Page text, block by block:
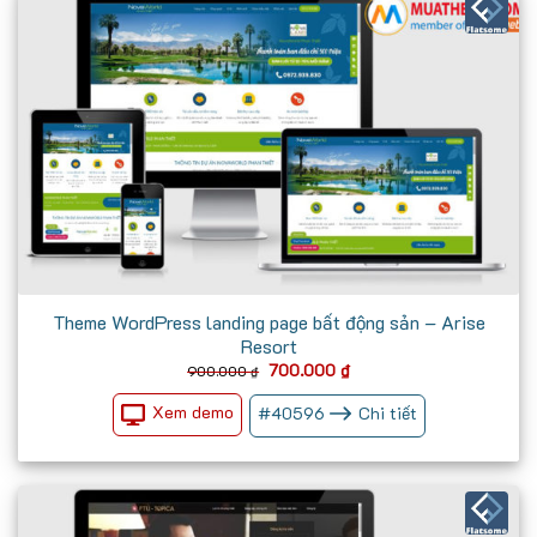
Theme WordPress landing page bất động sản – Arise
Resort
900.000₫ Giá
là:
900.000 ₫.
700.000 ₫Giá
hiện
tại
là:
700.000 ₫.
Xem demo #40596 Chi tiết